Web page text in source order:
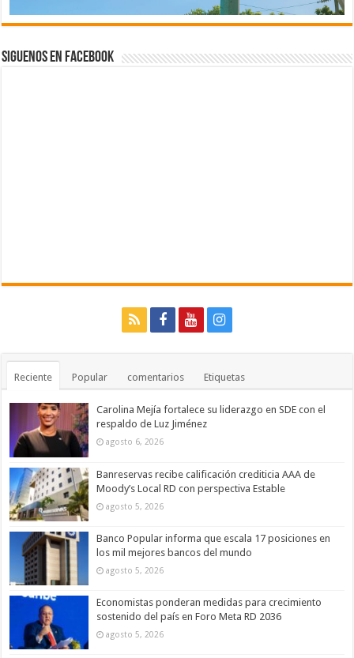
Siguenos en Facebook
Reciente Popular comentarios Etiquetas
Carolina Mejía fortalece su liderazgo en SDE con el
respaldo de Luz Jiménez
agosto 6, 2026
Banreservas recibe calificación crediticia AAA de
Moody’s Local RD con perspectiva Estable
agosto 5, 2026
Banco Popular informa que escala 17 posiciones en
los mil mejores bancos del mundo
agosto 5, 2026
Economistas ponderan medidas para crecimiento
sostenido del país en Foro Meta RD 2036
agosto 5, 2026